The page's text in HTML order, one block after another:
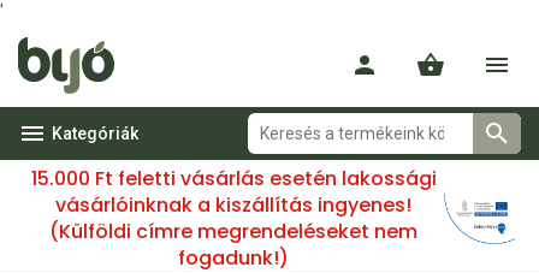
'
Kategóriák
15.000 Ft feletti vásárlás esetén lakossági
vásárlóinknak a kiszállítás ingyenes!
(Külföldi címre megrendeléseket nem
fogadunk!)